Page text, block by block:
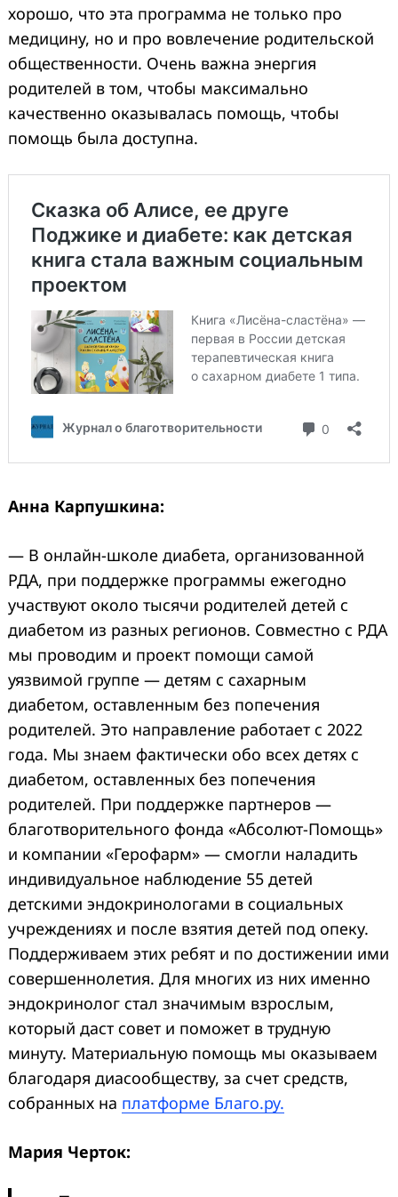
хорошо, что эта программа не только про
медицину, но и про вовлечение родительской
общественности. Очень важна энергия
родителей в том, чтобы максимально
качественно оказывалась помощь, чтобы
помощь была доступна.
Анна Карпушкина:
— В онлайн-школе диабета, организованной
РДА, при поддержке программы ежегодно
участвуют около тысячи родителей детей с
диабетом из разных регионов. Совместно с РДА
мы проводим и проект помощи самой
уязвимой группе — детям с сахарным
диабетом, оставленным без попечения
родителей. Это направление работает с 2022
года. Мы знаем фактически обо всех детях с
диабетом, оставленных без попечения
родителей. При поддержке партнеров —
благотворительного фонда «Абсолют-Помощь»
и компании «Герофарм» — смогли наладить
индивидуальное наблюдение 55 детей
детскими эндокринологами в социальных
учреждениях и после взятия детей под опеку.
Поддерживаем этих ребят и по достижении ими
совершеннолетия. Для многих из них именно
эндокринолог стал значимым взрослым,
который даст совет и поможет в трудную
минуту. Материальную помощь мы оказываем
благодаря диасообществу, за счет средств,
собранных на платформе Благо.ру.
Мария Черток: